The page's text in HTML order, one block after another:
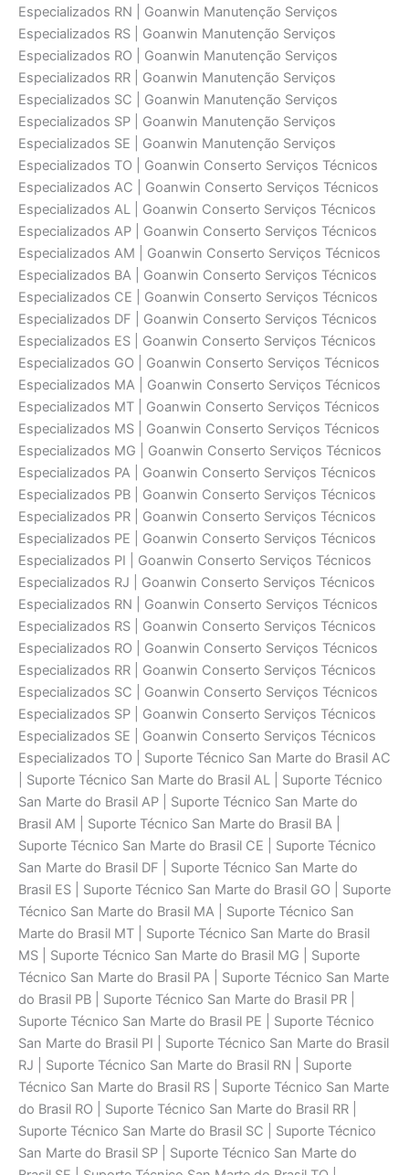
Especializados RN | Goanwin Manutenção Serviços
Especializados RS | Goanwin Manutenção Serviços
Especializados RO | Goanwin Manutenção Serviços
Especializados RR | Goanwin Manutenção Serviços
Especializados SC | Goanwin Manutenção Serviços
Especializados SP | Goanwin Manutenção Serviços
Especializados SE | Goanwin Manutenção Serviços
Especializados TO | Goanwin Conserto Serviços Técnicos
Especializados AC | Goanwin Conserto Serviços Técnicos
Especializados AL | Goanwin Conserto Serviços Técnicos
Especializados AP | Goanwin Conserto Serviços Técnicos
Especializados AM | Goanwin Conserto Serviços Técnicos
Especializados BA | Goanwin Conserto Serviços Técnicos
Especializados CE | Goanwin Conserto Serviços Técnicos
Especializados DF | Goanwin Conserto Serviços Técnicos
Especializados ES | Goanwin Conserto Serviços Técnicos
Especializados GO | Goanwin Conserto Serviços Técnicos
Especializados MA | Goanwin Conserto Serviços Técnicos
Especializados MT | Goanwin Conserto Serviços Técnicos
Especializados MS | Goanwin Conserto Serviços Técnicos
Especializados MG | Goanwin Conserto Serviços Técnicos
Especializados PA | Goanwin Conserto Serviços Técnicos
Especializados PB | Goanwin Conserto Serviços Técnicos
Especializados PR | Goanwin Conserto Serviços Técnicos
Especializados PE | Goanwin Conserto Serviços Técnicos
Especializados PI | Goanwin Conserto Serviços Técnicos
Especializados RJ | Goanwin Conserto Serviços Técnicos
Especializados RN | Goanwin Conserto Serviços Técnicos
Especializados RS | Goanwin Conserto Serviços Técnicos
Especializados RO | Goanwin Conserto Serviços Técnicos
Especializados RR | Goanwin Conserto Serviços Técnicos
Especializados SC | Goanwin Conserto Serviços Técnicos
Especializados SP | Goanwin Conserto Serviços Técnicos
Especializados SE | Goanwin Conserto Serviços Técnicos
Especializados TO | Suporte Técnico San Marte do Brasil AC
| Suporte Técnico San Marte do Brasil AL | Suporte Técnico
San Marte do Brasil AP | Suporte Técnico San Marte do
Brasil AM | Suporte Técnico San Marte do Brasil BA |
Suporte Técnico San Marte do Brasil CE | Suporte Técnico
San Marte do Brasil DF | Suporte Técnico San Marte do
Brasil ES | Suporte Técnico San Marte do Brasil GO | Suporte
Técnico San Marte do Brasil MA | Suporte Técnico San
Marte do Brasil MT | Suporte Técnico San Marte do Brasil
MS | Suporte Técnico San Marte do Brasil MG | Suporte
Técnico San Marte do Brasil PA | Suporte Técnico San Marte
do Brasil PB | Suporte Técnico San Marte do Brasil PR |
Suporte Técnico San Marte do Brasil PE | Suporte Técnico
San Marte do Brasil PI | Suporte Técnico San Marte do Brasil
RJ | Suporte Técnico San Marte do Brasil RN | Suporte
Técnico San Marte do Brasil RS | Suporte Técnico San Marte
do Brasil RO | Suporte Técnico San Marte do Brasil RR |
Suporte Técnico San Marte do Brasil SC | Suporte Técnico
San Marte do Brasil SP | Suporte Técnico San Marte do